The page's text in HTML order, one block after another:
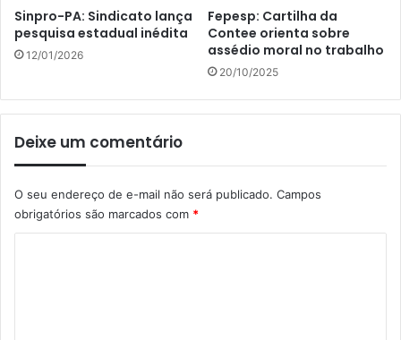
Sinpro-PA: Sindicato lança
pesquisa estadual inédita
12/01/2026
Fepesp: Cartilha da
Contee orienta sobre
assédio moral no trabalho
20/10/2025
Deixe um comentário
O seu endereço de e-mail não será publicado. Campos
obrigatórios são marcados com *